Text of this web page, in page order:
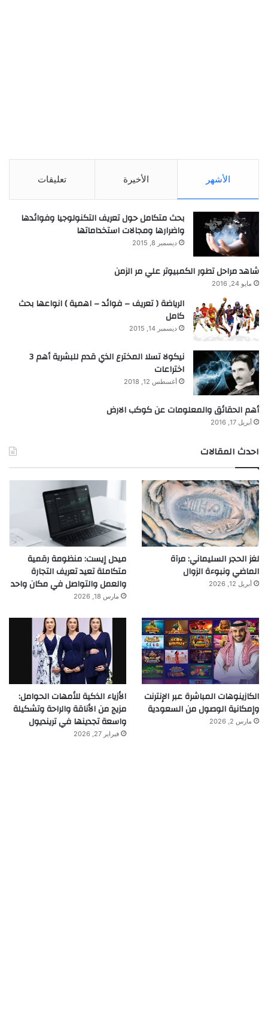
الأشهر الأخيرة تعليقات
بحث متكامل حول تعريف التكنولوجيا وفوائدها
واضرارها ومجالات استخداماتها
ديسمبر 8, 2015
شاهد مراحل تطور الكمبيوتر علي مر الزمن
مايو 24, 2016
الرياضة ( تعريف – فوائد – اهمية ) انواعها بحث
كامل
ديسمبر 14, 2015
نيكولا تسلا المخترع الذي قدم للبشرية أهم 3
اختراعات
أغسطس 12, 2018
أهم الحقائق والمعلومات عن كوكب الارض
أبريل 17, 2016
احدث المقالات
لغز الحجر السليماني: مرآة
الماضي ونبوءة الزوال
أبريل 12, 2026
ميدل إيست: منظومة رقمية
متكاملة تعيد تعريف التجارة
والعمل والتواصل في مكان واحد
مارس 18, 2026
الكازينوهات المباشرة عبر الإنترنت
وإمكانية الوصول من السعودية
مارس 2, 2026
الأزياء الذكية للأمهات الحوامل:
مزيج من الأناقة والراحة وتشكيلة
واسعة تجدينها في ترينديول
فبراير 27, 2026